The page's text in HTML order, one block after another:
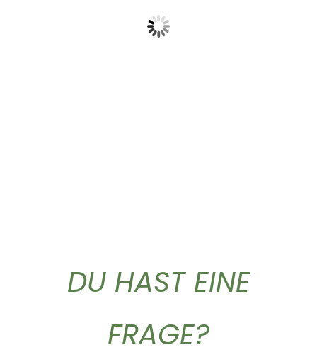
DU HAST EINE
FRAGE?